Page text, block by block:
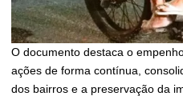
O documento destaca o
ações de forma contínua,
dos bairros e a preservação da